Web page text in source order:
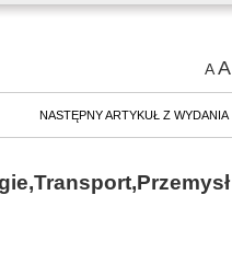
AA
NASTĘPNY ARTYKUŁ Z WYDANIA